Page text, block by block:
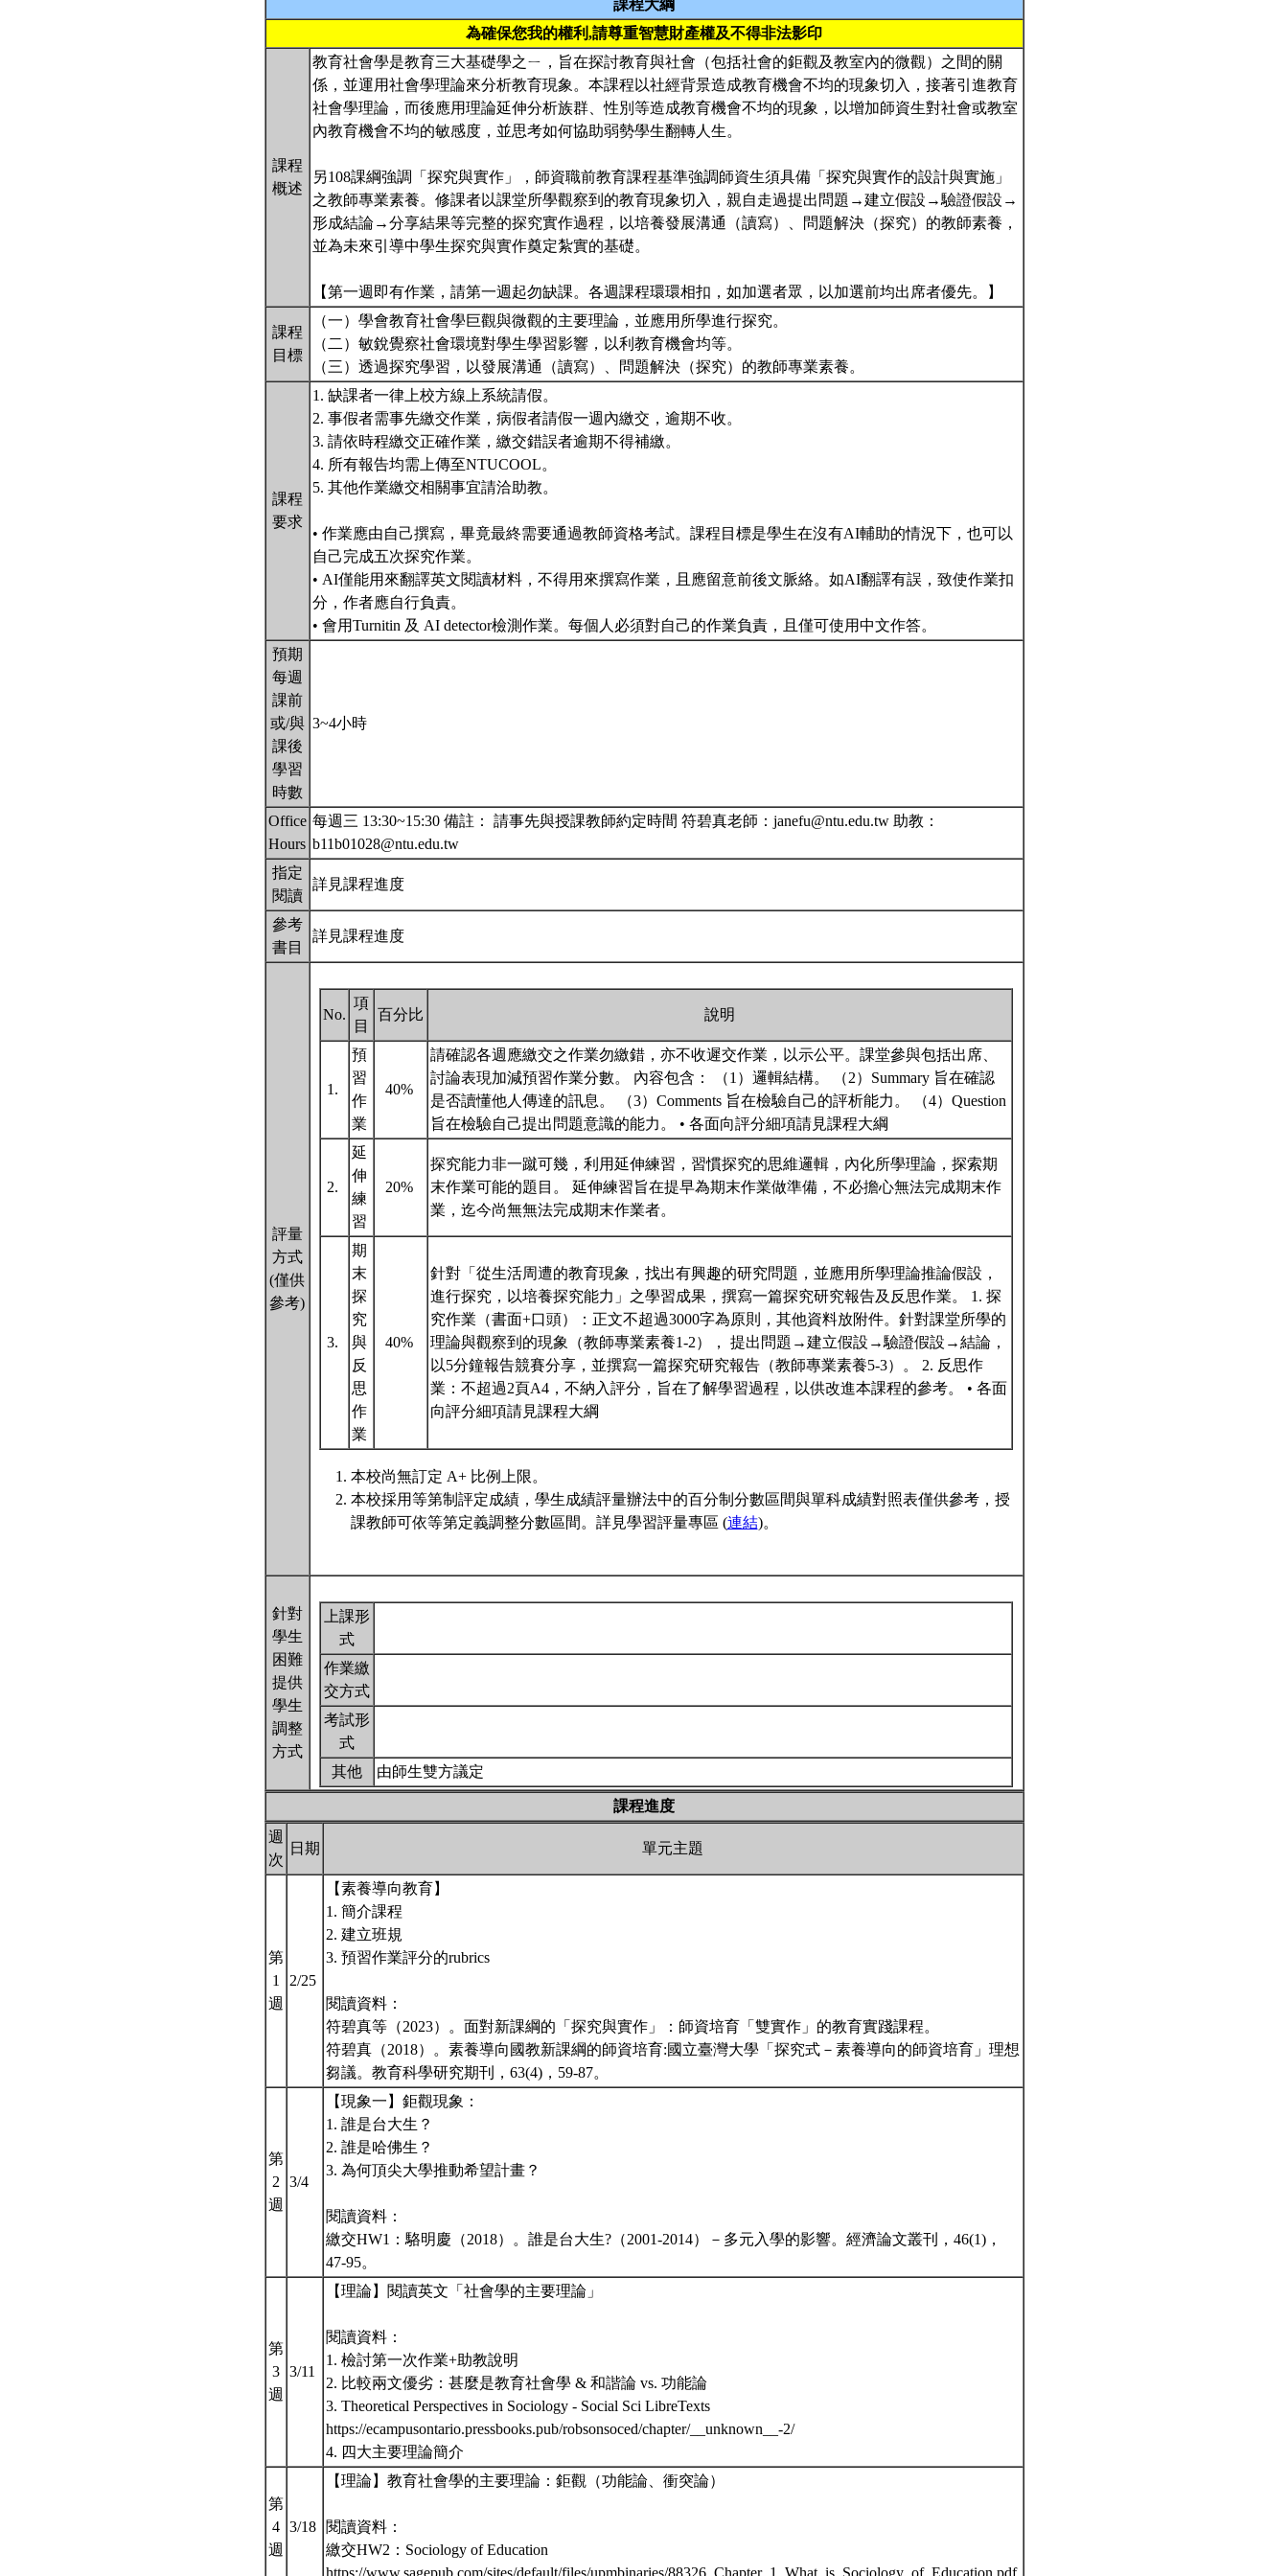
課程大綱
為確保您我的權利,請尊重智慧財產權及不得非法影印
課程
概述
教育社會學是教育三大基礎學之ㄧ，旨在探討教育與社會（包括社會的鉅觀及教室內的微觀）之間的關
係，並運用社會學理論來分析教育現象。本課程以社經背景造成教育機會不均的現象切入，接著引進教育
社會學理論，而後應用理論延伸分析族群、性別等造成教育機會不均的現象，以增加師資生對社會或教室
內教育機會不均的敏感度，並思考如何協助弱勢學生翻轉人生。
另108課綱強調「探究與實作」，師資職前教育課程基準強調師資生須具備「探究與實作的設計與實施」
之教師專業素養。修課者以課堂所學觀察到的教育現象切入，親自走過提出問題→建立假設→驗證假設→
形成結論→分享結果等完整的探究實作過程，以培養發展溝通（讀寫）、問題解決（探究）的教師素養，
並為未來引導中學生探究與實作奠定紮實的基礎。
【第一週即有作業，請第一週起勿缺課。各週課程環環相扣，如加選者眾，以加選前均出席者優先。】
課程
目標
（一）學會教育社會學巨觀與微觀的主要理論，並應用所學進行探究。
（二）敏銳覺察社會環境對學生學習影響，以利教育機會均等。
（三）透過探究學習，以發展溝通（讀寫）、問題解決（探究）的教師專業素養。
課程
要求
1. 缺課者一律上校方線上系統請假。
2. 事假者需事先繳交作業，病假者請假一週內繳交，逾期不收。
3. 請依時程繳交正確作業，繳交錯誤者逾期不得補繳。
4. 所有報告均需上傳至NTUCOOL。
5. 其他作業繳交相關事宜請洽助教。
• 作業應由自己撰寫，畢竟最終需要通過教師資格考試。課程目標是學生在沒有AI輔助的情況下，也可以
自己完成五次探究作業。
• AI僅能用來翻譯英文閱讀材料，不得用來撰寫作業，且應留意前後文脈絡。如AI翻譯有誤，致使作業扣
分，作者應自行負責。
• 會用Turnitin 及 AI detector檢測作業。每個人必須對自己的作業負責，且僅可使用中文作答。
預期
每週
課前
或/與
課後
學習
時數
3~4小時
Office
Hours
每週三 13:30~15:30 備註： 請事先與授課教師約定時間 符碧真老師：janefu@ntu.edu.tw 助教：
b11b01028@ntu.edu.tw
指定
閱讀
詳見課程進度
參考
書目
詳見課程進度
評量
方式
(僅供
參考)
No.
項
目
百分比 說明
1.
預
習
作
業
40%
請確認各週應繳交之作業勿繳錯，亦不收遲交作業，以示公平。課堂參與包括出席、
討論表現加減預習作業分數。 內容包含： （1）邏輯結構。 （2）Summary 旨在確認
是否讀懂他人傳達的訊息。 （3）Comments 旨在檢驗自己的評析能力。 （4）Question
旨在檢驗自己提出問題意識的能力。 • 各面向評分細項請見課程大綱
2.
延
伸
練
習
20%
探究能力非一蹴可幾，利用延伸練習，習慣探究的思維邏輯，內化所學理論，探索期
末作業可能的題目。 延伸練習旨在提早為期末作業做準備，不必擔心無法完成期末作
業，迄今尚無無法完成期末作業者。
3.
期
末
探
究
與
反
思
作
業
40%
針對「從生活周遭的教育現象，找出有興趣的研究問題，並應用所學理論推論假設，
進行探究，以培養探究能力」之學習成果，撰寫一篇探究研究報告及反思作業。 1. 探
究作業（書面+口頭）：正文不超過3000字為原則，其他資料放附件。針對課堂所學的
理論與觀察到的現象（教師專業素養1-2）， 提出問題→建立假設→驗證假設→結論，
以5分鐘報告競賽分享，並撰寫一篇探究研究報告（教師專業素養5-3）。 2. 反思作
業：不超過2頁A4，不納入評分，旨在了解學習過程，以供改進本課程的參考。 • 各面
向評分細項請見課程大綱
本校尚無訂定 A+ 比例上限。
本校採用等第制評定成績，學生成績評量辦法中的百分制分數區間與單科成績對照表僅供參考，授
課教師可依等第定義調整分數區間。詳見學習評量專區 (連結)。
針對
學生
困難
提供
學生
調整
方式
上課形
式
作業繳
交方式
考試形
式
其他
由師生雙方議定
課程進度
週
次
日期 單元主題
第
1
週
2/25
【素養導向教育】
1. 簡介課程
2. 建立班規
3. 預習作業評分的rubrics
閱讀資料：
符碧真等（2023）。面對新課綱的「探究與實作」：師資培育「雙實作」的教育實踐課程。
符碧真（2018）。素養導向國教新課綱的師資培育:國立臺灣大學「探究式－素養導向的師資培育」理想
芻議。教育科學研究期刊，63(4)，59-87。
第
2
週
3/4
【現象一】鉅觀現象：
1. 誰是台大生？
2. 誰是哈佛生？
3. 為何頂尖大學推動希望計畫？
閱讀資料：
繳交HW1：駱明慶（2018）。誰是台大生?（2001-2014）－多元入學的影響。經濟論文叢刊，46(1)，
47-95。
第
3
週
3/11
【理論】閱讀英文「社會學的主要理論」
閱讀資料：
1. 檢討第一次作業+助教說明
2. 比較兩文優劣：甚麼是教育社會學 & 和諧論 vs. 功能論
3. Theoretical Perspectives in Sociology - Social Sci LibreTexts
https://ecampusontario.pressbooks.pub/robsonsoced/chapter/__unknown__-2/
4. 四大主要理論簡介
第
4
週
3/18
【理論】教育社會學的主要理論：鉅觀（功能論、衝突論）
閱讀資料：
繳交HW2：Sociology of Education
https://www.sagepub.com/sites/default/files/upmbinaries/88326_Chapter_1_What_is_Sociology_of_Education.pdf